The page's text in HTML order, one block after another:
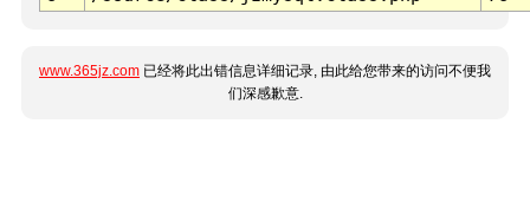
www.365jz.com 已经将此出错信息详细记录, 由此给您带来的访问不便我
们深感歉意.